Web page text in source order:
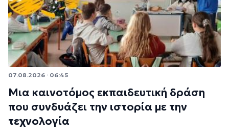
07.08.2026 · 06:45
Μια καινοτόμος εκπαιδευτική δράση
που συνδυάζει την ιστορία με την
τεχνολογία